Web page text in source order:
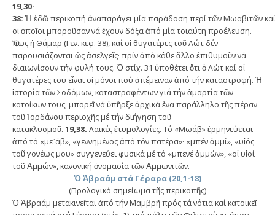
19,30-
38: Ἡ ἐδῶ περικοπή ἀναπαράγει μία παράδοση περί τῶν Μωαβιτῶν
οἱ ὁποῖοι μποροῦσαν νά ἔχουν δόξα ἀπό μία τοιαύτη προέλευση.
Ὅπως ἡ Θάμαρ (Γεν. κεφ. 38), καί οἱ θυγατέρες τοῦ Λώτ δέν
παρουσιάζονται ὡς ἀσελγεῖς· πρίν ἀπό κάθε ἄλλο ἐπιθυμοῦν νά
διαιωνίσουν τήν φυλή τους. Ὁ στίχ. 31 ὑποθέτει ὅτι ὁ Λώτ καί οἱ
θυγατέρες του εἶναι οἱ μόνοι πού ἀπέμειναν ἀπό τήν καταστροφή. Ἡ
ἱστορία τῶν Σοδόμων, καταστραφέντων γιά τήν ἁμαρτία τῶν
κατοίκων τους, μπορεῖ νά ὑπῆρξε ἀρχικά ἕνα παράλληλο τῆς πέραν
τοῦ Ἰορδάνου περιοχῆς μέ τήν διήγηση τοῦ
κατακλυσμοῦ. 19,38. Λαϊκές ἐτυμολογίες. Τό «Μωάβ» ἑρμηνεύεται
ἀπό τό «με᾿άβ», «γεννημένος ἀπό τόν πατέρα»· «μπέν ἁμμί», «υἱός
τοῦ γονέως μου» συγγενεύει φυσικά μέ τό «μπενέ ἁμμών», «οἱ υἱοί
τοῦ Ἀμμών», κανονική ὀνομασία τῶν Ἀμμωνιτῶν.
Ὁ Ἀβραάμ στά Γέραρα (20,1-18)
(Προλογικό σημείωμα τῆς περικοπῆς)
Ὁ Ἀβραάμ μετακινεῖται ἀπό τήν Μαμβρῆ πρός τά νότια καί κατοικεῖ